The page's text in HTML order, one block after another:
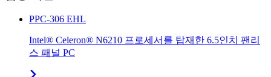
PPC-306 EHL
Intel® Celeron® N6210 프로세서를 탑재한 6.5인치 팬리
스 패널 PC